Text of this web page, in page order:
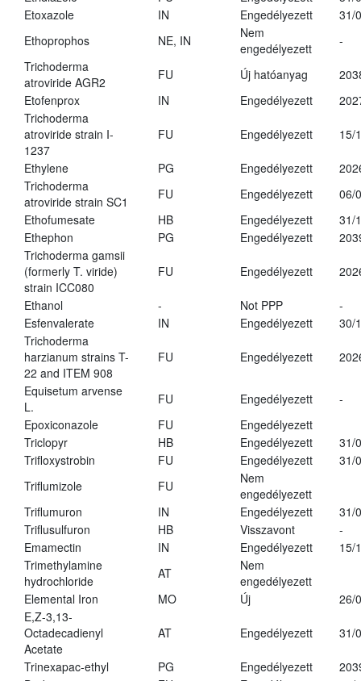
Etoxazole
IN Engedélyezett
31/
Ethoprophos
NE, IN
Nem
engedélyezett
-
Trichoderma
atroviride AGR2
FU Új hatóanyag
Etofenprox
IN Engedélyezett
Trichoderma
atroviride strain I-
1237
FU Engedélyezett 15/
Ethylene PG Engedélyezett
Trichoderma
atroviride strain SC1
FU Engedélyezett
06/
Ethofumesate
HB Engedélyezett
31/
Ethephon
PG Engedélyezett
Trichoderma gamsii
(formerly T. viride)
strain ICC080
FU Engedélyezett
Ethanol - Not PPP
-
Esfenvalerate
IN Engedélyezett
30/
Trichoderma
harzianum strains T-
22 and ITEM 908
FU Engedélyezett
Equisetum arvense
L.
FU Engedélyezett
-
Epoxiconazole
FU
Engedélyezett
Triclopyr
HB Engedélyezett
31/
Trifloxystrobin
FU Engedélyezett
31/
Triflumizole
FU
Nem
engedélyezett
Triflumuron
IN Engedélyezett
31/
Triflusulfuron
HB Visszavont
-
Emamectin
IN Engedélyezett
15/
Trimethylamine
hydrochloride
AT
Nem
engedélyezett
Elemental Iron
MO Új
26/
E,Z-3,13-
Octadecadienyl
Acetate
AT Engedélyezett 31/
Trinexapac-ethyl PG Engedélyezett